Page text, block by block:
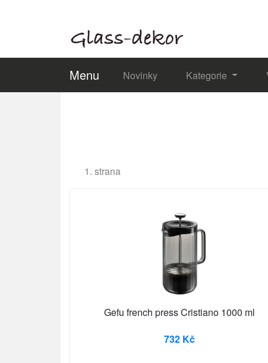
Menu Novinky Kategorie
1. strana
Gefu french press Cristiano 1000 ml
732 Kč